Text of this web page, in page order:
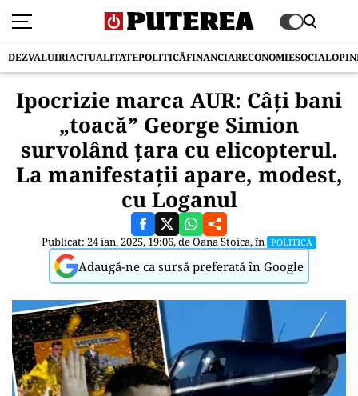
DEZVALUIRIACTUALITATEPOLITICĂFINANCIARECONOMIESOCIAL
Ipocrizie marca AUR: Câți bani
„toacă” George Simion
survolând țara cu elicopterul.
La manifestații apare, modest,
cu Loganul
Publicat: 24 ian. 2025, 19:06, deOana Stoica, în POLITICĂ
Adaugă-ne ca sursă preferată în Google